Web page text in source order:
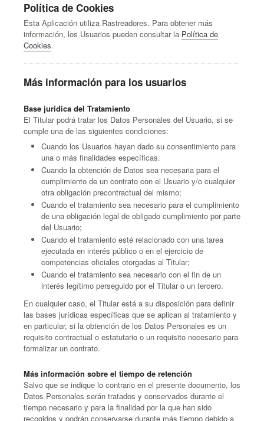
Política de Cookies
Esta Aplicación utiliza Rastreadores. Para obtener más
información, los Usuarios pueden consultar la Política de
Cookies.
Más información para los usuarios
Base jurídica del Tratamiento
El Titular podrá tratar los Datos Personales del Usuario, si se
cumple una de las siguientes condiciones:
Cuando los Usuarios hayan dado su consentimiento para
una o más finalidades específicas.
Cuando la obtención de Datos sea necesaria para el
cumplimiento de un contrato con el Usuario y/o cualquier
otra obligación precontractual del mismo;
Cuando el tratamiento sea necesario para el cumplimiento
de una obligación legal de obligado cumplimiento por parte
del Usuario;
Cuando el tratamiento esté relacionado con una tarea
ejecutada en interés público o en el ejercicio de
competencias oficiales otorgadas al Titular;
Cuando el tratamiento sea necesario con el fin de un
interés legítimo perseguido por el Titular o un tercero.
En cualquier caso, el Titular está a su disposición para definir
las bases jurídicas específicas que se aplican al tratamiento y
en particular, si la obtención de los Datos Personales es un
requisito contractual o estatutario o un requisito necesario para
formalizar un contrato.
Más información sobre el tiempo de retención
Salvo que se indique lo contrario en el presente documento, los
Datos Personales serán tratados y conservados durante el
tiempo necesario y para la finalidad por la que han sido
recogidos y podrán conservarse durante más tiempo debido a